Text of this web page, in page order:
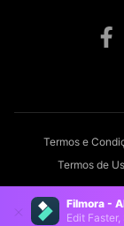
Filmora -
Edit
Termos e
Termos de